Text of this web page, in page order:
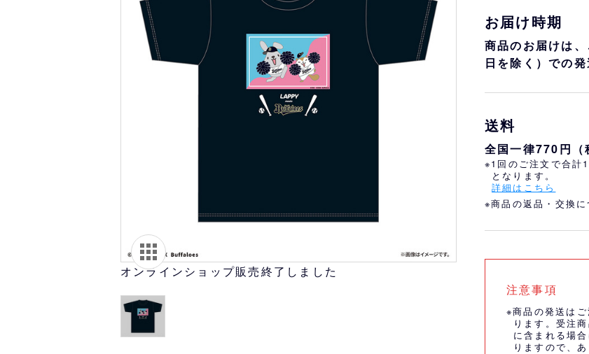
EC限定販売 キーホルダー
オリ達におすすめ オリ姫におすすめ
オンラインショップ販売終了しました
お届け時期
商品のお届けは
日を除く）での発
送料
全国一律770円（
※1回のご注文で合計
となります。
詳細はこちら
※商品の返品・交換
注意事項
※商品の発送は
ります。受注
に含まれる場
りますので、